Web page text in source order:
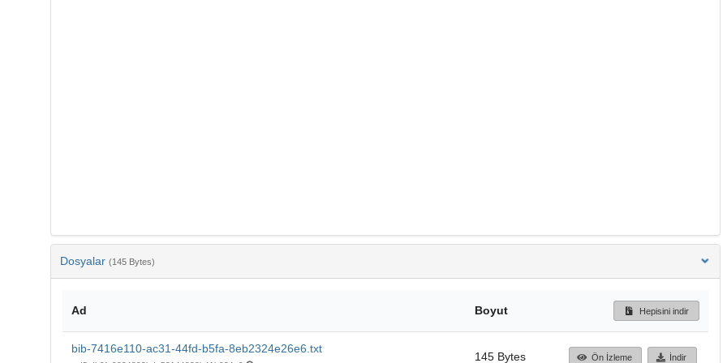
Dosyalar (145 Bytes)
Ad Boyut Hepisini indir
bib-7416e110-ac31-44fd-b5fa-8eb2324e26e6.txt
145 Bytes Ön İzleme İndir